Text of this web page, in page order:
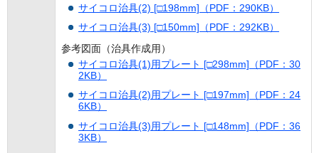
サイコロ治具(2) [□198mm]（PDF：290KB）
サイコロ治具(3) [□150mm]（PDF：292KB）
参考図面（治具作成用）
サイコロ治具(1)用プレート [□298mm]（PDF：30
2KB）
サイコロ治具(2)用プレート [□197mm]（PDF：24
6KB）
サイコロ治具(3)用プレート [□148mm]（PDF：36
3KB）